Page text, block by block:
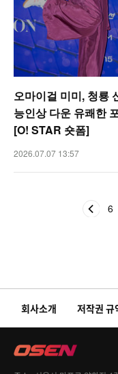
오마이걸 미미, 청룡
능인상 다운 유쾌한
[O! STAR 숏폼]
2026.07.07 13:57
6
회사소개 저작권 규